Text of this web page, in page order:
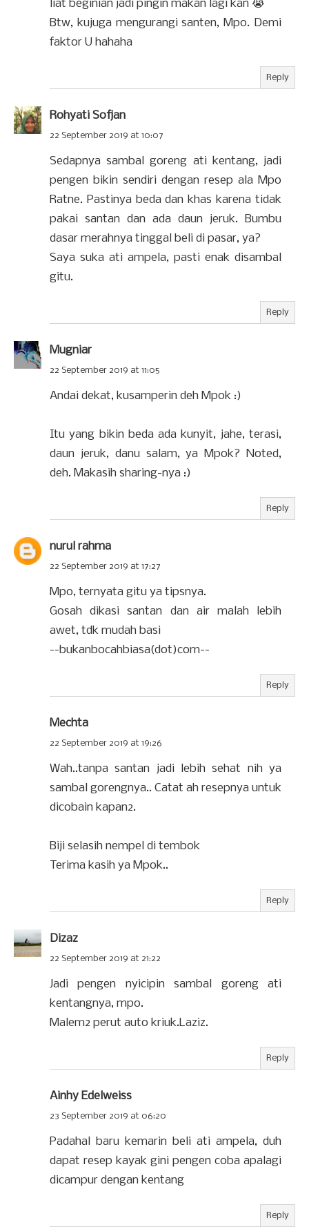
liat beginian jadi pingin makan lagi kan 😭
Btw, kujuga mengurangi santen, Mpo. Demi
faktor U hahaha
Reply
Rohyati Sofjan
22 September 2019 at 10:07
Sedapnya sambal goreng ati kentang, jadi
pengen bikin sendiri dengan resep ala Mpo
Ratne. Pastinya beda dan khas karena tidak
pakai santan dan ada daun jeruk. Bumbu
dasar merahnya tinggal beli di pasar, ya?
Saya suka ati ampela, pasti enak disambal
gitu.
Reply
Mugniar
22 September 2019 at 11:05
Andai dekat, kusamperin deh Mpok :)
Itu yang bikin beda ada kunyit, jahe, terasi,
daun jeruk, danu salam, ya Mpok? Noted,
deh. Makasih sharing-nya :)
Reply
nurul rahma
22 September 2019 at 17:27
Mpo, ternyata gitu ya tipsnya.
Gosah dikasi santan dan air malah lebih
awet, tdk mudah basi
--bukanbocahbiasa(dot)com--
Reply
Mechta
22 September 2019 at 19:26
Wah..tanpa santan jadi lebih sehat nih ya
sambal gorengnya.. Catat ah resepnya untuk
dicobain kapan2.
Biji selasih nempel di tembok
Terima kasih ya Mpok..
Reply
Dizaz
22 September 2019 at 21:22
Jadi pengen nyicipin sambal goreng ati
kentangnya, mpo.
Malem2 perut auto kriuk.Laziz.
Reply
Ainhy Edelweiss
23 September 2019 at 06:20
Padahal baru kemarin beli ati ampela, duh
dapat resep kayak gini pengen coba apalagi
dicampur dengan kentang
Reply